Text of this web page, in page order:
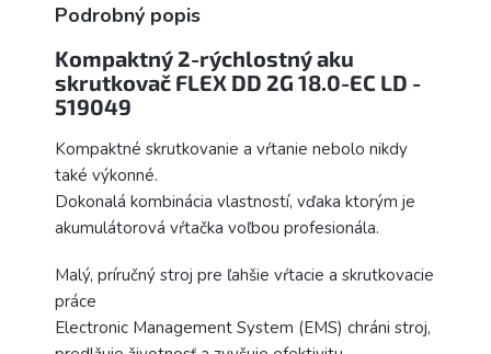
Podrobný popis
Kompaktný 2-rýchlostný aku
skrutkovač FLEX DD 2G 18.0-EC LD -
519049
Kompaktné skrutkovanie a vŕtanie nebolo nikdy
také výkonné.
Dokonalá kombinácia vlastností, vďaka ktorým je
akumulátorová vŕtačka voľbou profesionála.
Malý, príručný stroj pre ľahšie vŕtacie a skrutkovacie
práce
Electronic Management System (EMS) chráni stroj,